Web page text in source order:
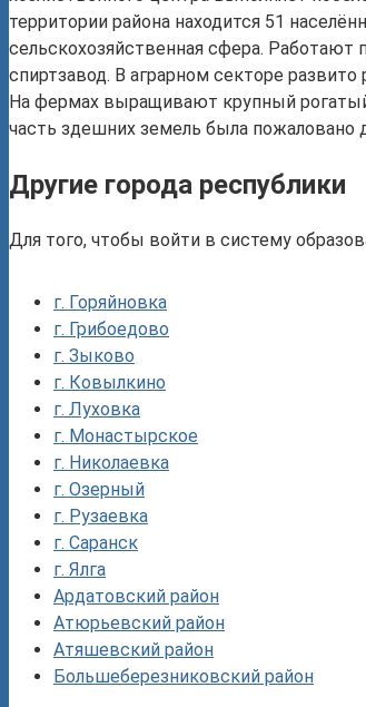
территории района находится 51
сельскохозяйственная сфера.
спиртзавод. В аграрном секторе
На фермах выращивают крупный
часть здешних земель была
Другие города республики
Для того, чтобы войти в систему
г. Горяйновка
г. Грибоедово
г. Зыково
г. Ковылкино
г. Луховка
г. Монастырское
г. Николаевка
г. Озерный
г. Рузаевка
г. Саранск
г. Ялга
Ардатовский район
Атюрьевский район
Атяшевский район
Большеберезниковский район